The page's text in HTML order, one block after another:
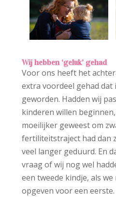
Wij hebben ‘geluk’ gehad
Voor ons heeft het
extra voordeel gehad dat
geworden. Hadden wij
kinderen willen
moeilijker geweest om
fertiliteitstraject had dan
veel langer geduurd. En
vraag of wij nog wel
een tweede kindje, als
opgeven voor een